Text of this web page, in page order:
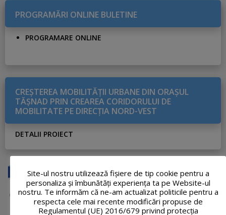
PROGRAMĂRI ONLINE BULETINE
PROGRAMARE ONLINE
CREŞTEREA MOBILITĂŢII URBANE DIN ORAŞUL
TĂŞNAD PRIN CREAREA CORIDORULUI DE
MOBILITATE PE DIRECŢIA NORD-VEST
DETALII PROIECT
Site-ul nostru utilizează fişiere de tip cookie pentru a
personaliza și îmbunătăți experiența ta pe Website-ul
nostru. Te informăm că ne-am actualizat politicile pentru a
respecta cele mai recente modificări propuse de
Regulamentul (UE) 2016/679 privind protecția